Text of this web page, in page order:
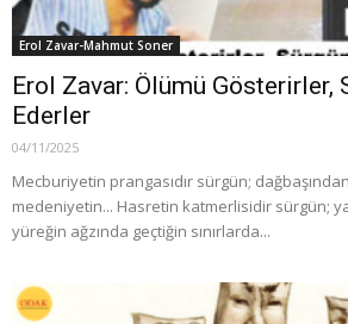
Erol Zavar-Mahmut Soner
Erol Zavar: Ölümü Gösterirler,
Ederler
04/11/2025
Mecburiyetin prangasıdır sürgün;
medeniyetin... Hasretin katmerlisidir sürgün;
yüreğin ağzında geçtiğin sınırlarda...